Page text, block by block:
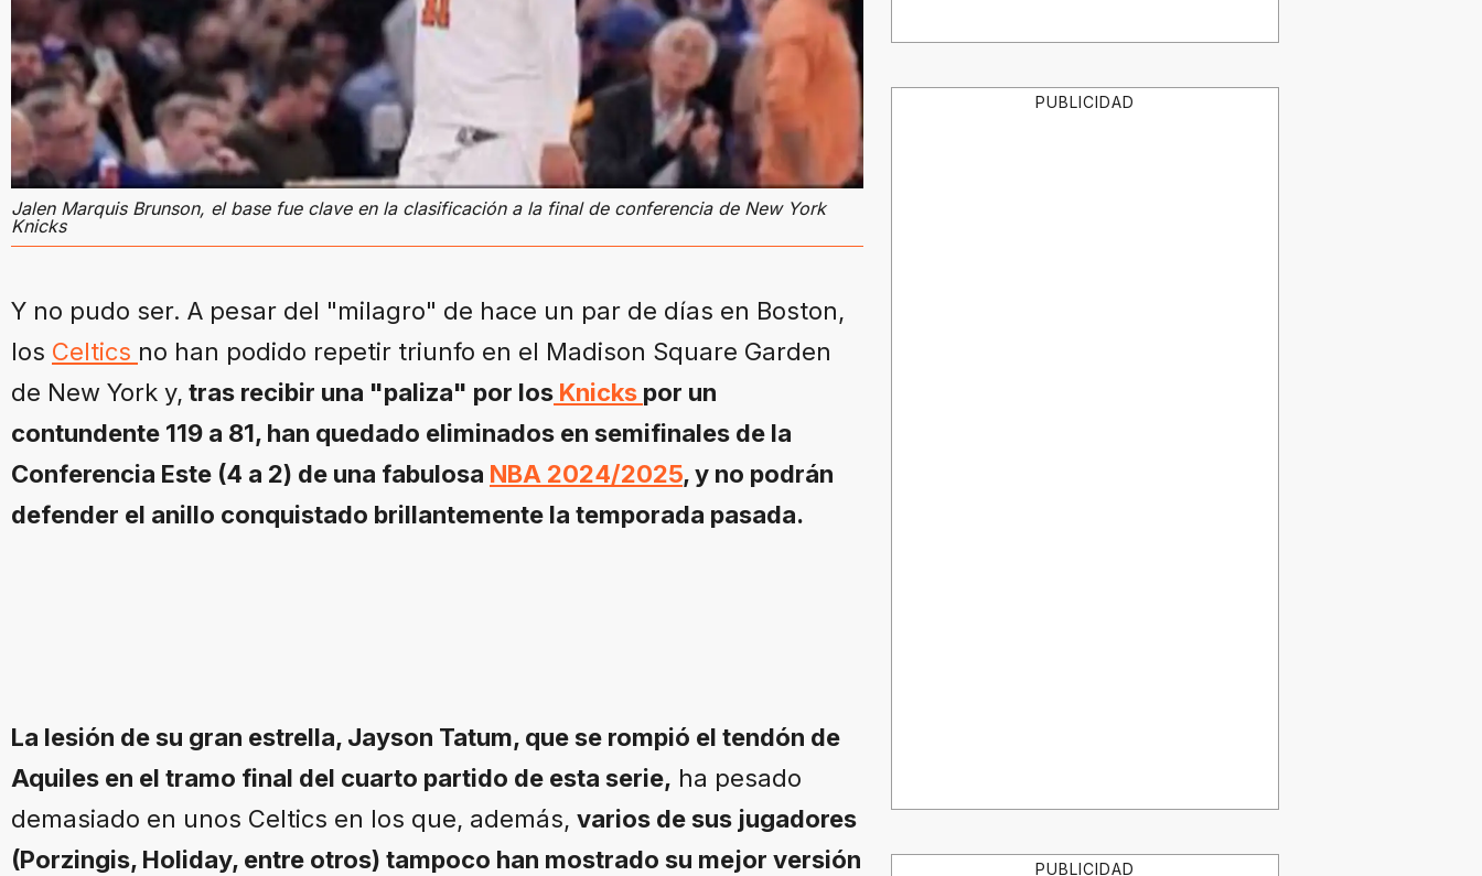
Jalen Marquis Brunson, el base fue clave en la clasificación a la final de conferencia de New York
Knicks
Y no pudo ser. A pesar del "milagro" de hace un par de días en Boston,
los Celtics no han podido repetir triunfo en el Madison Square Garden
de New York y, tras recibir una "paliza" por los Knicks por un
contundente 119 a 81, han quedado eliminados en semifinales de la
Conferencia Este (4 a 2) de una fabulosa NBA 2024/2025, y no podrán
defender el anillo conquistado brillantemente la temporada pasada.
La lesión de su gran estrella, Jayson Tatum, que se rompió el tendón de
Aquiles en el tramo final del cuarto partido de esta serie, ha pesado
demasiado en unos Celtics en los que, además, varios de sus jugadores
(Porzingis, Holiday, entre otros) tampoco han mostrado su mejor versión
PUBLICIDAD
PUBLICIDAD